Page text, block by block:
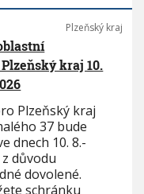
Plzeňský kraj
kraj 10.
Plzeňský kraj
37 bude
dnech 10. 8.-
z důvodu
dovolené.
schránku